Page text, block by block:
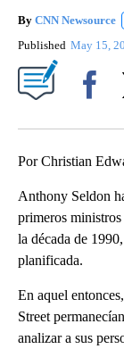
By CNN Newsource
Published May 15,
Por Christian
Anthony Seldon
primeros
la década de
planificada.
En aquel
Street
analizar a sus